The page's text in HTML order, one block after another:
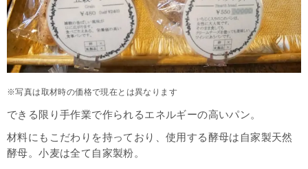
※写真は取材時の価格で現在とは異なります
できる限り手作業で作られるエネルギーの高いパン。
材料にもこだわりを持っており、使用する酵母は自家製天然
酵母。小麦は全て自家製粉。